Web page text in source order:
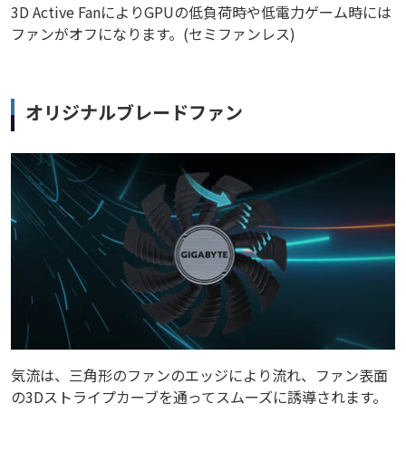
3D Active FanによりGPUの低負荷時や低電力ゲーム時には
ファンがオフになります。(セミファンレス)
オリジナルブレードファン
気流は、三角形のファンのエッジにより流れ、ファン表面
の3Dストライプカーブを通ってスムーズに誘導されます。